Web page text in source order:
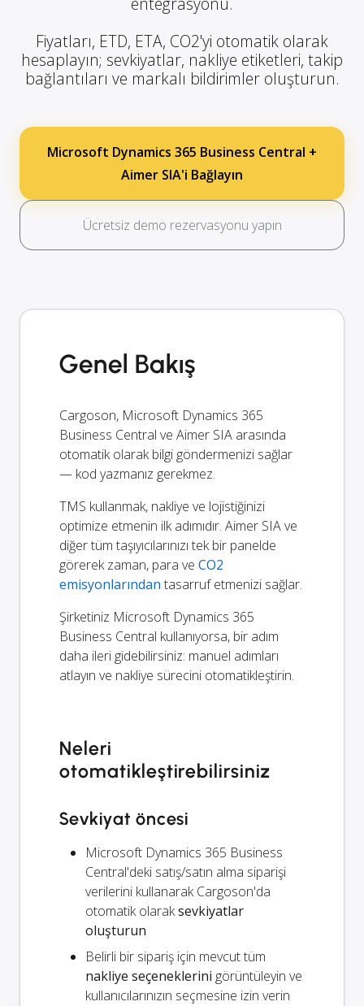
Fiyatları, ETD, ETA, CO2'yi otomatik olarak
hesaplayın; sevkiyatlar, nakliye etiketleri, takip
bağlantıları ve markalı bildirimler oluşturun.
Microsoft Dynamics 365 Business Central +
Aimer SIA'i Bağlayın
Ücretsiz demo rezervasyonu yapın
Genel Bakış
Cargoson, Microsoft Dynamics 365
Business Central ve Aimer SIA arasında
otomatik olarak bilgi göndermenizi sağlar
— kod yazmanız gerekmez.
TMS kullanmak, nakliye ve lojistiğinizi
optimize etmenin ilk adımıdır. Aimer SIA ve
diğer tüm taşıyıcılarınızı tek bir panelde
görerek zaman, para ve CO2
emisyonlarından tasarruf etmenizi sağlar.
Şirketiniz Microsoft Dynamics 365
Business Central kullanıyorsa, bir adım
daha ileri gidebilirsiniz: manuel adımları
atlayın ve nakliye sürecini otomatikleştirin.
Neleri
otomatikleştirebilirsiniz
Sevkiyat öncesi
Microsoft Dynamics 365 Business
Central'deki satış/satın alma siparişi
verilerini kullanarak Cargoson'da
otomatik olaraksevkiyatlar
oluşturun
Belirli bir sipariş için mevcut tüm
nakliye seçeneklerini görüntüleyin ve
kullanıcılarınızın seçmesine izin verin